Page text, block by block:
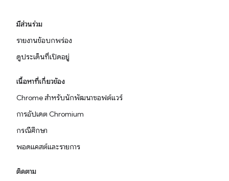
มีส่วนร่วม
รายงานข้อบกพร่อง
ดูประเด็นที่เปิดอยู่
เนื้อหาที่เกี่ยวข้อง
Chrome สำหรับนักพัฒนาซอฟต์แวร์
การอัปเดต Chromium
กรณีศึกษา
พอดแคสต์และรายการ
ติดตาม